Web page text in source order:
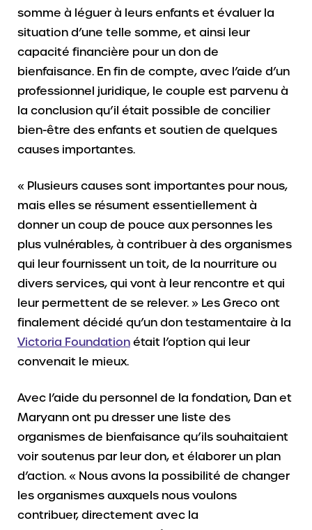
somme à léguer à leurs enfants et évaluer la
situation d’une telle somme, et ainsi leur
capacité financière pour un don de
bienfaisance. En fin de compte, avec l’aide d’un
professionnel juridique, le couple est parvenu à
la conclusion qu’il était possible de concilier
bien-être des enfants et soutien de quelques
causes importantes.
« Plusieurs causes sont importantes pour nous,
mais elles se résument essentiellement à
donner un coup de pouce aux personnes les
plus vulnérables, à contribuer à des organismes
qui leur fournissent un toit, de la nourriture ou
divers services, qui vont à leur rencontre et qui
leur permettent de se relever. » Les Greco ont
finalement décidé qu’un don testamentaire à la
Victoria Foundation était l’option qui leur
convenait le mieux.
Avec l’aide du personnel de la fondation, Dan et
Maryann ont pu dresser une liste des
organismes de bienfaisance qu’ils souhaitaient
voir soutenus par leur don, et élaborer un plan
d’action. « Nous avons la possibilité de changer
les organismes auxquels nous voulons
contribuer, directement avec la